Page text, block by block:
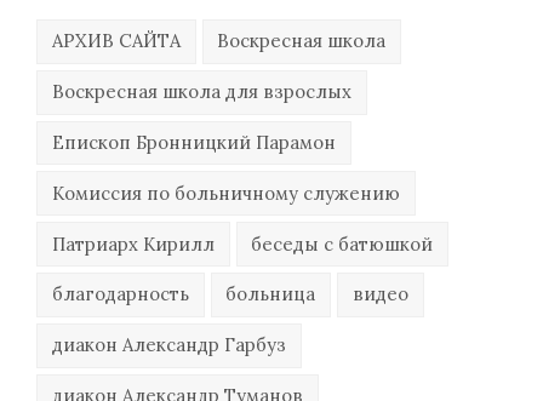
АРХИВ САЙТА Воскресная школа
Воскресная школа для взрослых
Епископ Бронницкий Парамон
Комиссия по больничному служению
Патриарх Кирилл беседы с батюшкой
благодарность больница видео
диакон Александр Гарбуз
диакон Александр Туманов